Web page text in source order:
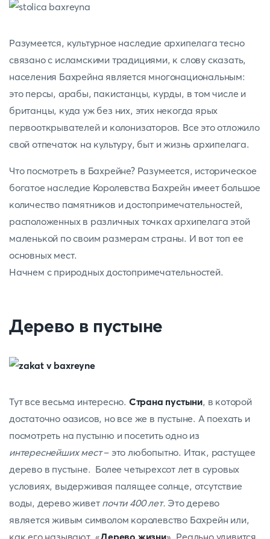
Разумеется, культурное наследие архипелага тесно
связано с исламскими традициями, к слову сказать,
населения Бахрейна является многонациональным:
это персы, арабы, пакистанцы, курды, в том числе и
британцы, куда уж без них, этих некогда ярых
первооткрывателей и колонизаторов. Все это отложило
свой отпечаток на культуру, быт и жизнь архипелага.
Что посмотреть в Бахрейне? Разумеется, историческое
богатое наследие Королевства Бахрейн имеет большое
количество памятников и достопримечательностей,
расположенных в различных точках архипелага этой
маленькой по своим размерам страны. И вот топ ее
основных мест.
Начнем с природных достопримечательностей.
Дерево в пустыне
Тут все весьма интересно. Страна пустыни, в которой
достаточно оазисов, но все же в пустыне. А поехать и
посмотреть на пустыню и посетить одно из
интереснейших мест– это любопытно. Итак, растущее
дерево в пустыне. Более четырехсот лет в суровых
условиях, выдерживая палящее солнце, отсутствие
воды, дерево живет почти 400 лет. Это дерево
является живым символом королевство Бахрейн или,
как его называют, «Дерево жизни». Реально удивится